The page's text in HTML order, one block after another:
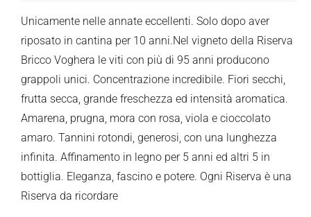
Unicamente nelle annate eccellenti. Solo dopo aver
riposato in cantina per 10 anni.Nel vigneto della Riserva
Bricco Voghera le viti con più di 95 anni producono
grappoli unici. Concentrazione incredibile. Fiori secchi,
frutta secca, grande freschezza ed intensità aromatica.
Amarena, prugna, mora con rosa, viola e cioccolato
amaro. Tannini rotondi, generosi, con una lunghezza
infinita. Affinamento in legno per 5 anni ed altri 5 in
bottiglia. Eleganza, fascino e potere. Ogni Riserva è una
Riserva da ricordare